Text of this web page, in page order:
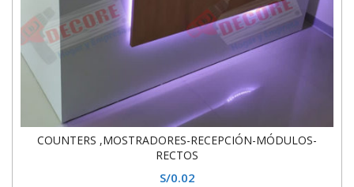
COUNTERS ,MOSTRADORES-RECEPCIÓN-MÓDULOS-
RECTOS
S/0.02